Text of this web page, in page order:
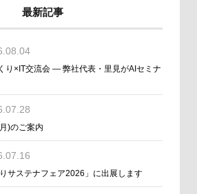
最新記事
り×IT交流会 ― 弊社代表・里見がAIセミナ
)のご案内
サステナフェア2026」に出展します